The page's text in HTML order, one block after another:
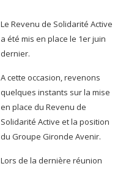
Le Revenu de Solidarité Active
a été mis en place le 1er juin
dernier.
A cette occasion, revenons
quelques instants sur la mise
en place du Revenu de
Solidarité Active et la position
du Groupe Gironde Avenir.
Lors de la dernière réunion